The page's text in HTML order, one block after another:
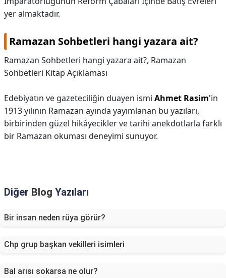
yer almaktadır.
Ramazan Sohbetleri hangi yazara ait?
Ramazan Sohbetleri hangi yazara ait?, Ramazan
Sohbetleri Kitap Açıklaması
Edebiyatın ve gazeteciliğin duayen ismi Ahmet Rasim'in
1913 yılının Ramazan ayında yayımlanan bu yazıları,
birbirinden güzel hikâyecikler ve tarihi anekdotlarla farklı
bir Ramazan okuması deneyimi sunuyor.
Diğer Blog Yazıları
Bir insan neden rüya görür?
Chp grup başkan vekilleri isimleri
Bal arısı sokarsa ne olur?